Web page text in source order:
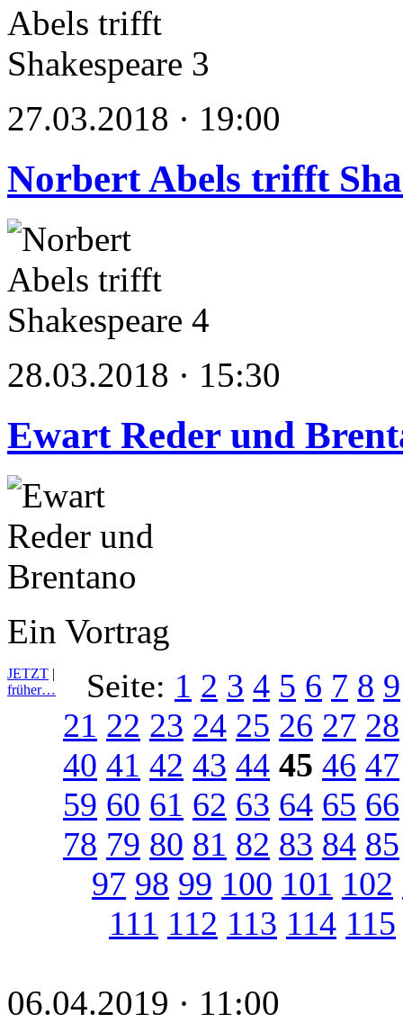
27.03.2018 · 19:00
Norbert Abels trifft
28.03.2018 · 15:30
Ewart Reder und
Ein Vortrag
JETZT |
früher…
Seite: 1 2 3 4 5 6 7 8 9
21 22 23 24 25 26 27 28
40 41 42 43 44 45 46 47
59 60 61 62 63 64 65 66
78 79 80 81 82 83 84 85
97 98 99 100 101 102
111 112 113 114 115
06.04.2019 · 11:00